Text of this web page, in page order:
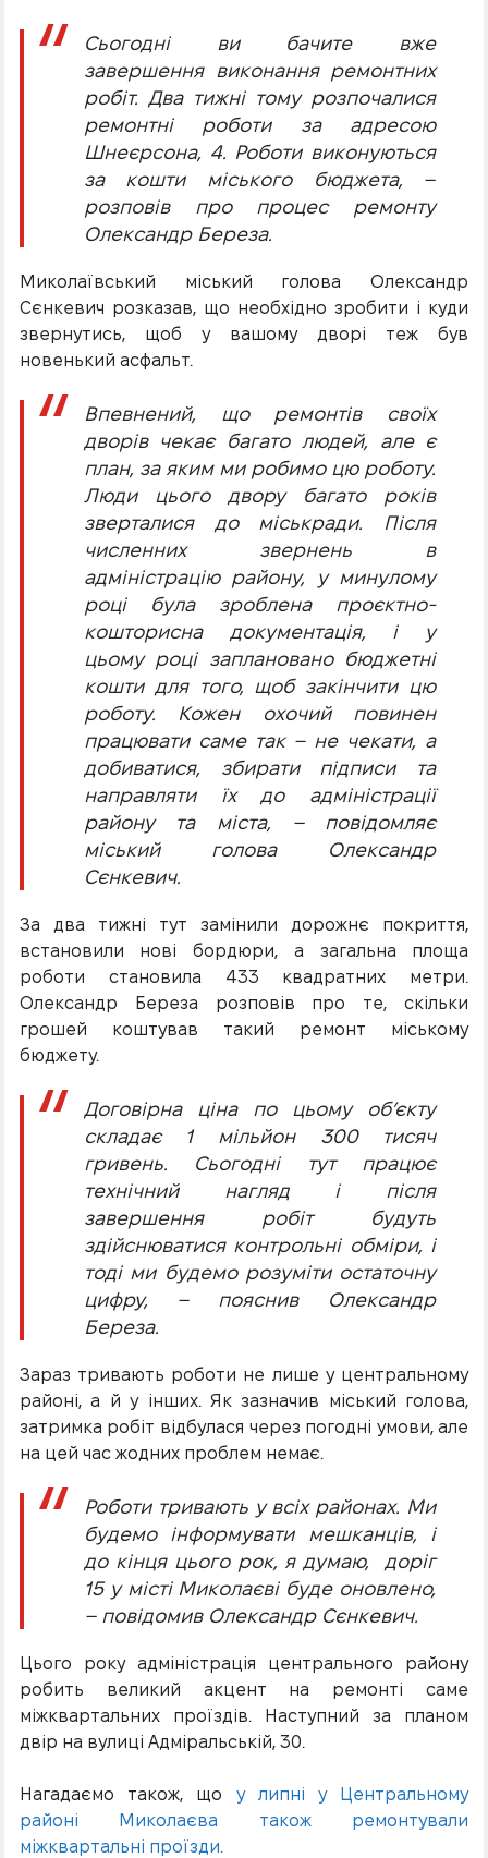
Сьогодні ви бачите вже
завершення виконання ремонтних
робіт. Два тижні тому розпочалися
ремонтні роботи за адресою
Шнеєрсона, 4. Роботи виконуються
за кошти міського бюджета, –
розповів про процес ремонту
Олександр Береза.
Миколаївський міський голова Олександр
Сєнкевич розказав, що необхідно зробити і куди
звернутись, щоб у вашому дворі теж був
новенький асфальт.
Впевнений, що ремонтів своїх
дворів чекає багато людей, але є
план, за яким ми робимо цю роботу.
Люди цього двору багато років
зверталися до міськради. Після
численних звернень в
адміністрацію району, у минулому
році була зроблена проєктно-
кошторисна документація, і у
цьому році заплановано бюджетні
кошти для того, щоб закінчити цю
роботу. Кожен охочий повинен
працювати саме так – не чекати, а
добиватися, збирати підписи та
направляти їх до адміністрації
району та міста, – повідомляє
міський голова Олександр
Сєнкевич.
За два тижні тут замінили дорожнє покриття,
встановили нові бордюри, а загальна площа
роботи становила 433 квадратних метри.
Олександр Береза розповів про те, скільки
грошей коштував такий ремонт міському
бюджету.
Договірна ціна по цьому об’єкту
складає 1 мільйон 300 тисяч
гривень. Сьогодні тут працює
технічний нагляд і після
завершення робіт будуть
здійснюватися контрольні обміри, і
тоді ми будемо розуміти остаточну
цифру, – пояснив Олександр
Береза.
Зараз тривають роботи не лише у центральному
районі, а й у інших. Як зазначив міський голова,
затримка робіт відбулася через погодні умови, але
на цей час жодних проблем немає.
Роботи тривають у всіх районах. Ми
будемо інформувати мешканців, і
до кінця цього рок, я думаю, доріг
15 у місті Миколаєві буде оновлено,
– повідомив Олександр Сєнкевич.
Цього року адміністрація центрального району
робить великий акцент на ремонті саме
міжквартальних проїздів. Наступний за планом
двір на вулиці Адміральській, 30.
Нагадаємо також, що у липні у Центральному
районі Миколаєва також ремонтували
міжквартальні проїзди.